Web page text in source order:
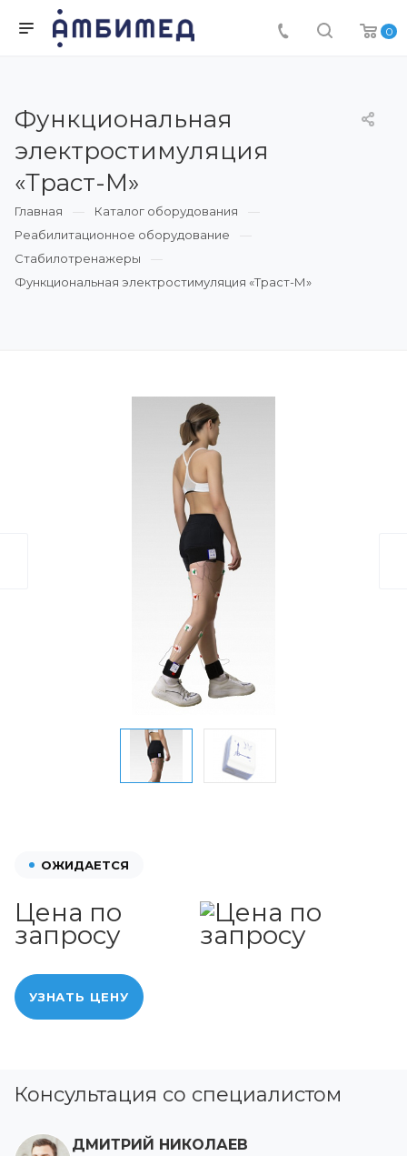
0
Функциональная
электростимуляция
«Траст-М»
Главная
Каталог оборудования
Реабилитационное оборудование
Стабилотренажеры
Функциональная электростимуляция «Траст-М»
ОЖИДАЕТСЯ
Цена по
запросу
УЗНАТЬ ЦЕНУ
Консультация со специалистом
ДМИТРИЙ НИКОЛАЕВ